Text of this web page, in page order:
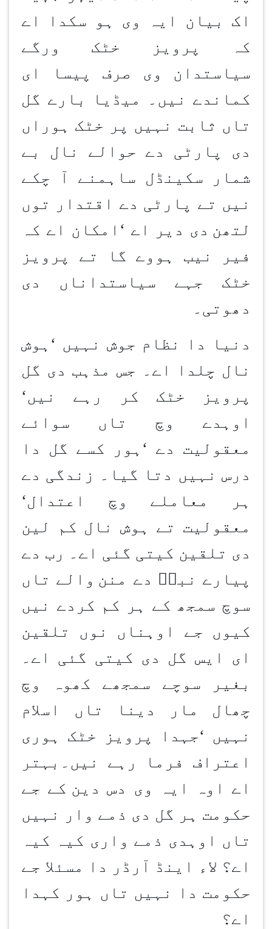
اک بیان ایہ وی ہو سکدا اے
کہ پرویز خٹک ورگے
سیاستدان وی صرف پیسا ای
کماندے نیں۔ میڈیا بارے گل
تاں ثابت نہیں پر خٹک ہوراں
دی پارٹی دے حوالے نال بے
شمار سکینڈل ساہمنے آ چکے
نیں تے پارٹی دے اقتدار توں
لتھن دی دیر اے ‘ امکان اے کہ
فیر نیب ہووے گا تے پرویز
خٹک جہے سیاستداناں دی
دھوتی۔
دنیا دا نظام جوش نہیں ‘ ہوش
نال چلدا اے۔ جس مذہب دی گل
پرویز خٹک کر رہے نیں‘
اوہدے وچ تاں سوائے
معقولیت دے ‘ ہور کسے گل دا
درس نہیں دتا گیا۔ زندگی دے
ہر معاملے وچ اعتدال‘
معقولیت تے ہوش نال کم لین
دی تلقین کیتی گئی اے۔ رب دے
پیارے نبیؐ دے منن والے تاں
سوچ سمجھ کے ہر کم کردے نیں
کیوں جے اوہناں نوں تلقین
ای ایس گل دی کیتی گئی اے۔
بغیر سوچے سمجھے کھوہ وچ
چھال مار دینا تاں اسلام
نہیں ‘جہدا پرویز خٹک ہوری
اعتراف فرما رہے نیں۔بہتر
اے اوہ ایہ وی دس دین کے جے
حکومت ہر گل دی ذمے وار نہیں
تاں اوہدی ذمے واری کیہ کیہ
اے؟ لاء اینڈ آرڈر دا مسئلا جے
حکومت دا نہیں تاں ہور کہدا
اے؟